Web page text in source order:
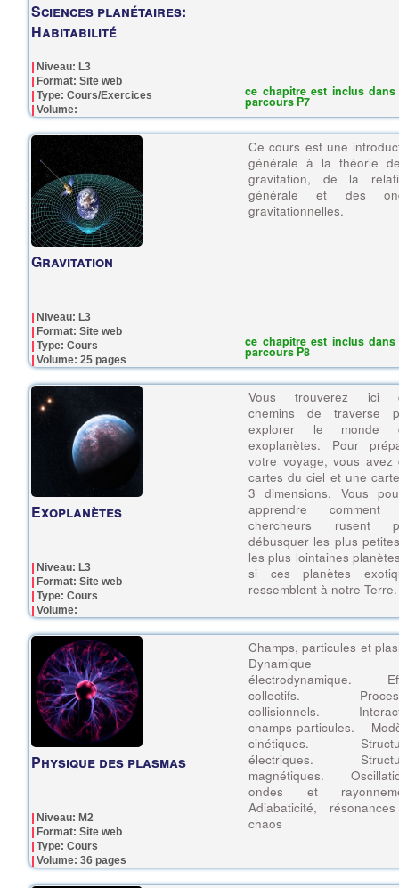
Sciences planétaires:
Habitabilité
Niveau: L3
Format: Site web
Type: Cours/Exercices
Volume:
ce chapitre est inclus dans
parcours P7
Gravitation
Niveau: L3
Format: Site web
Type: Cours
Volume: 25 pages
Ce cours est une
générale à la théorie
gravitation, de la
générale et des
gravitationnelles.
ce chapitre est inclus dans
parcours P8
Exoplanètes
Niveau: L3
Format: Site web
Type: Cours
Volume:
Vous trouverez ici
chemins de traverse
explorer le monde
exoplanètes. Pour
votre voyage, vous avez
cartes du ciel et une
3 dimensions. Vous
apprendre comment
chercheurs rusent
débusquer les plus
les plus lointaines
si ces planètes
ressemblent à notre Terre.
Physique des plasmas
Niveau: M2
Format: Site web
Type: Cours
Volume: 36 pages
Champs, particules et
Dynamique
électrodynamique.
collectifs.
collisionnels.
champs-particules.
cinétiques.
électriques.
magnétiques.
ondes et
Adiabaticité,
chaos